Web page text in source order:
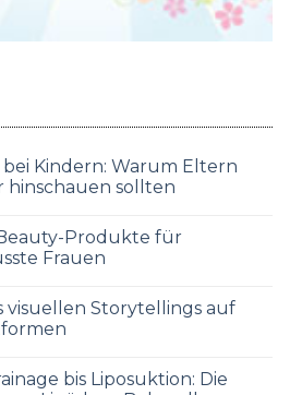
Kindern: Warum Eltern
hinschauen sollten
Produkte für
Frauen
visuellen Storytellings auf
bis Liposuktion: Die